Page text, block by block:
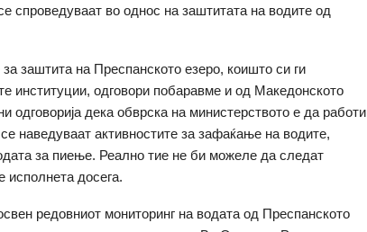
спроведуваат во однос на заштитата на водите од
заштита на Преспанското езеро, коишто си ги
институции, одговори побаравме и од Македонското
дека обврска на министерството е да работи
наведуваат активностите за зафаќање на водите,
за пиење. Реално тие не би можеле да следат
исполнета досега.
редовниот мониторинг на водата од Преспанското